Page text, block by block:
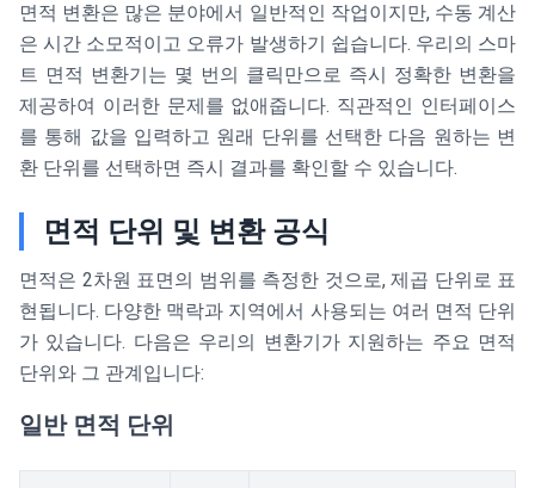
면적 변환은 많은 분야에서 일반적인 작업이지만, 수동 계산
은 시간 소모적이고 오류가 발생하기 쉽습니다. 우리의 스마
트 면적 변환기는 몇 번의 클릭만으로 즉시 정확한 변환을
제공하여 이러한 문제를 없애줍니다. 직관적인 인터페이스
를 통해 값을 입력하고 원래 단위를 선택한 다음 원하는 변
환 단위를 선택하면 즉시 결과를 확인할 수 있습니다.
면적 단위 및 변환 공식
면적은 2차원 표면의 범위를 측정한 것으로, 제곱 단위로 표
현됩니다. 다양한 맥락과 지역에서 사용되는 여러 면적 단위
가 있습니다. 다음은 우리의 변환기가 지원하는 주요 면적
단위와 그 관계입니다:
일반 면적 단위